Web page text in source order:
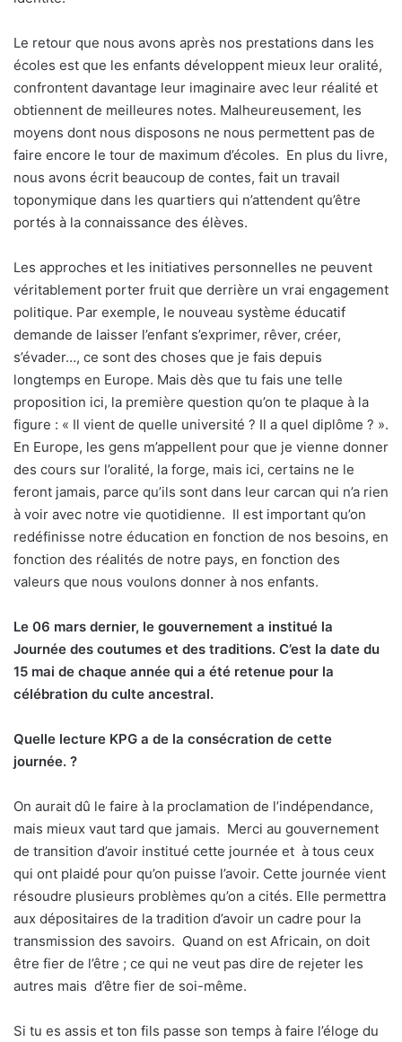
Le retour que nous avons après nos prestations dans les
écoles est que les enfants développent mieux leur oralité,
confrontent davantage leur imaginaire avec leur réalité et
obtiennent de meilleures notes. Malheureusement, les
moyens dont nous disposons ne nous permettent pas de
faire encore le tour de maximum d’écoles. En plus du livre,
nous avons écrit beaucoup de contes, fait un travail
toponymique dans les quartiers qui n’attendent qu’être
portés à la connaissance des élèves.
Les approches et les initiatives personnelles ne peuvent
véritablement porter fruit que derrière un vrai engagement
politique. Par exemple, le nouveau système éducatif
demande de laisser l’enfant s’exprimer, rêver, créer,
s’évader…, ce sont des choses que je fais depuis
longtemps en Europe. Mais dès que tu fais une telle
proposition ici, la première question qu’on te plaque à la
figure : « Il vient de quelle université ? Il a quel diplôme ? ».
En Europe, les gens m’appellent pour que je vienne donner
des cours sur l’oralité, la forge, mais ici, certains ne le
feront jamais, parce qu’ils sont dans leur carcan qui n’a rien
à voir avec notre vie quotidienne. Il est important qu’on
redéfinisse notre éducation en fonction de nos besoins, en
fonction des réalités de notre pays, en fonction des
valeurs que nous voulons donner à nos enfants.
Le 06 mars dernier, le gouvernement a institué la
Journée des coutumes et des traditions. C’est la date du
15 mai de chaque année qui a été retenue pour la
célébration du culte ancestral.
Quelle lecture KPG a de la consécration de cette
journée. ?
On aurait dû le faire à la proclamation de l’indépendance,
mais mieux vaut tard que jamais. Merci au gouvernement
de transition d’avoir institué cette journée et à tous ceux
qui ont plaidé pour qu’on puisse l’avoir. Cette journée vient
résoudre plusieurs problèmes qu’on a cités. Elle permettra
aux dépositaires de la tradition d’avoir un cadre pour la
transmission des savoirs. Quand on est Africain, on doit
être fier de l’être ; ce qui ne veut pas dire de rejeter les
autres mais d’être fier de soi-même.
Si tu es assis et ton fils passe son temps à faire l’éloge du